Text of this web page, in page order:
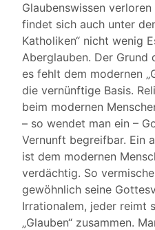
Glaubenswissen
findet sich auch unter
Katholiken“ nicht wenig
Aberglauben. Der
es fehlt dem modernen
die vernünftige Basis.
beim modernen
– so wendet man ein –
Vernunft begreifbar. Ein
ist dem modernen
verdächtig. So
gewöhnlich seine
Irrationalem, jeder reimt
„Glauben“ zusammen.